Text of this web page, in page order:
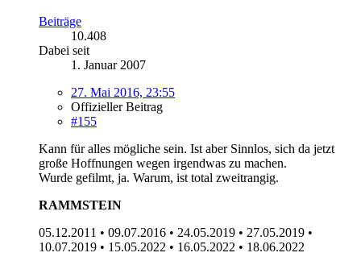
Beiträge
10.408
Dabei seit
1. Januar 2007
27. Mai 2016, 23:55
Offizieller Beitrag
#155
Kann für alles mögliche sein. Ist aber Sinnlos, sich da jetzt
große Hoffnungen wegen irgendwas zu machen.
Wurde gefilmt, ja. Warum, ist total zweitrangig.
RAMMSTEIN
05.12.2011 • 09.07.2016 • 24.05.2019 • 27.05.2019 •
10.07.2019 • 15.05.2022 • 16.05.2022 • 18.06.2022